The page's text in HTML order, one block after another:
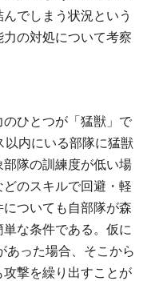
でしまう状況という
の対処について考察
ひとつが「猛獣」で
内にいる部隊に猛獣
隊の訓練度が低い場
のスキルで回避・軽
ついても自部隊が森
な条件である。仮に
った場合、そこから
撃を繰り出すことが